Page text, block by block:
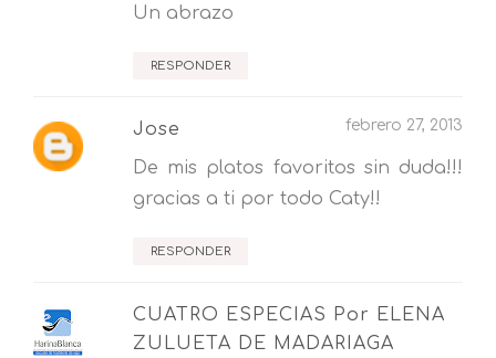
Un abrazo
RESPONDER
Jose febrero 27, 2013
De mis platos favoritos sin duda!!!
gracias a ti por todo Caty!!
RESPONDER
CUATRO ESPECIAS Por ELENA
ZULUETA DE MADARIAGA